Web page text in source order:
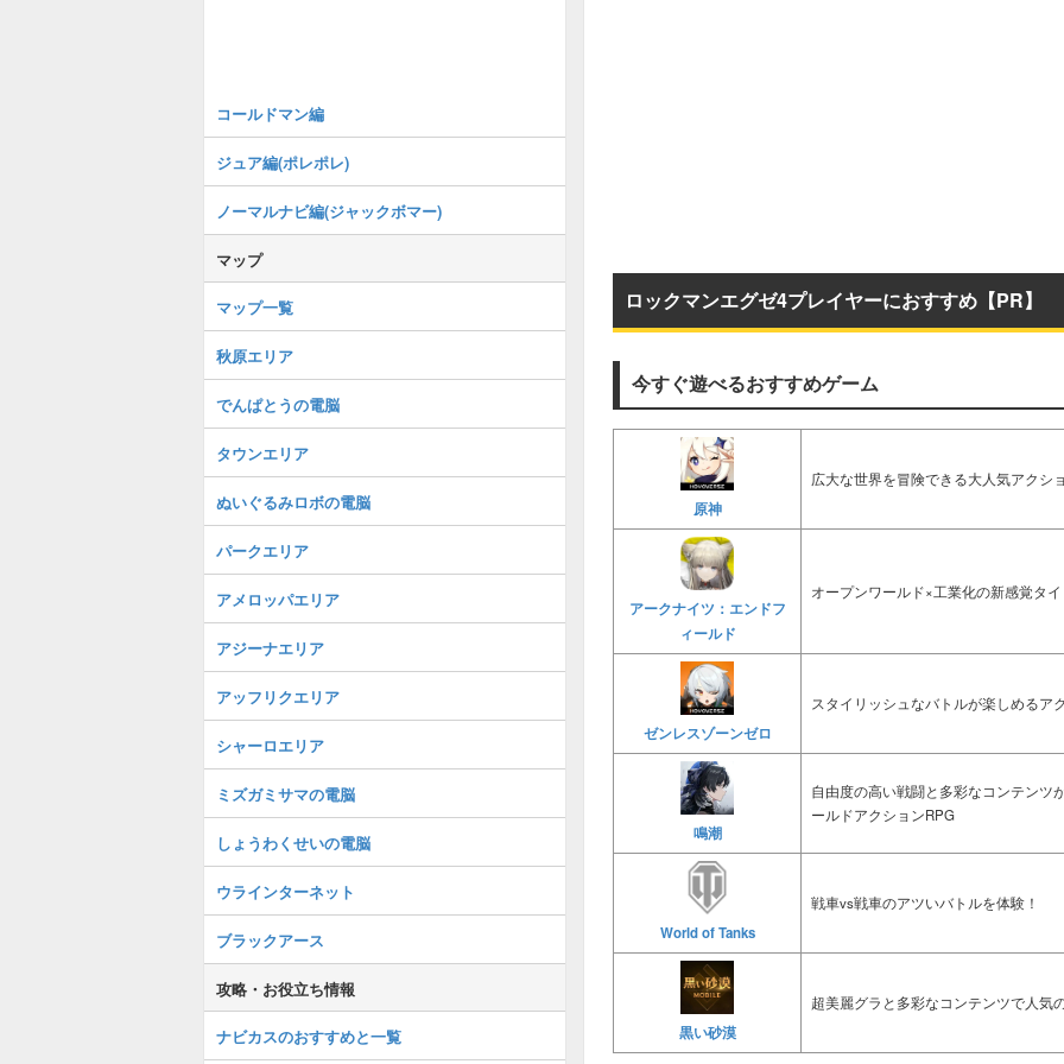
ロックマンエグゼ4プレイヤーにおすすめ【PR】
今すぐ遊べるおすすめゲーム
原神
広大な世界を冒険できる大人気アクシ
アークナイツ：エンドフ
ィールド
オープンワールド×工業化の新感覚タ
ゼンレスゾーンゼロ
スタイリッシュなバトルが楽しめるア
鳴潮
自由度の高い戦闘と多彩なコンテンツ
ールドアクションRPG
World of Tanks
戦車vs戦車のアツいバトルを体験！
黒い砂漠
超美麗グラと多彩なコンテンツで人気
コールドマン編
ジュア編(ポレポレ)
ノーマルナビ編(ジャックボマー)
マップ
マップ一覧
秋原エリア
でんぱとうの電脳
タウンエリア
ぬいぐるみロボの電脳
パークエリア
アメロッパエリア
アジーナエリア
アッフリクエリア
シャーロエリア
ミズガミサマの電脳
しょうわくせいの電脳
ウラインターネット
ブラックアース
攻略・お役立ち情報
ナビカスのおすすめと一覧